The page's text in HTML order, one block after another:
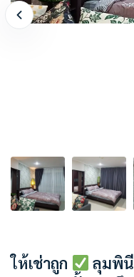
ให้เช่าถูก ลุมพินี